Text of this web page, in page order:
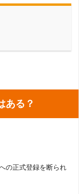
ある？
の正式登録を断られ